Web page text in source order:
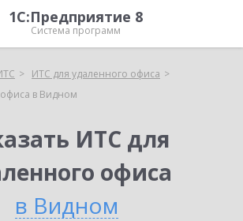
1С:Предприятие 8
Система программ
ИТС для удаленного офиса
в Видном
ИТС для
офиса
в Видном